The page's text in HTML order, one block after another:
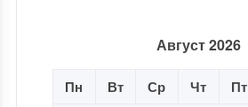
Август 2026
Пн Вт Ср Чт Пт